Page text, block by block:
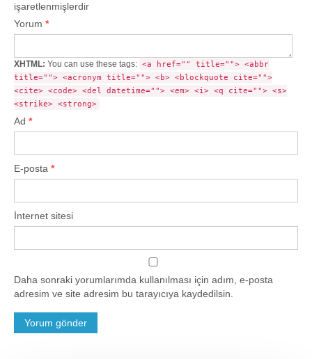
işaretlenmişlerdir
Yorum *
XHTML: You can use these tags: <a href="" title=""> <abbr
title=""> <acronym title=""> <b> <blockquote cite="">
<cite> <code> <del datetime=""> <em> <i> <q cite=""> <s>
<strike> <strong>
Ad *
E-posta *
İnternet sitesi
Daha sonraki yorumlarımda kullanılması için adım, e-posta
adresim ve site adresim bu tarayıcıya kaydedilsin.